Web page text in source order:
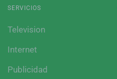
SERVICIOS
Television
Internet
Publicidad